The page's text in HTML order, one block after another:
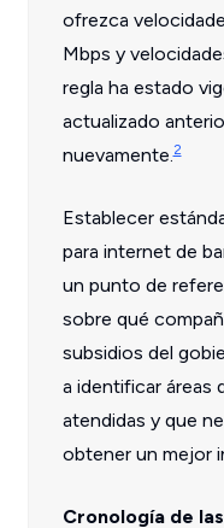
ofrezca
Mbps y
regla ha estado
actualizado
nuevamente.2
Establecer
para internet de
un punto de
sobre qué
subsidios del
a identificar áreas
atendidas y que
obtener un mejor
Cronología de